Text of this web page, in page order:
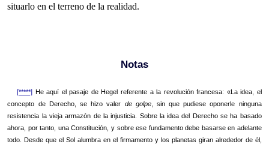
situarlo en el terreno de la realidad.
Notas
[*****]
He aquí el pasaje de Hegel referente a la revolución francesa: «La idea, el
concepto de Derecho, se hizo valer de golpe, sin que pudiese oponerle ninguna
resistencia la vieja armazón de la injusticia. Sobre la idea del Derecho se ha basado
ahora, por tanto, una Constitución, y sobre ese fundamento debe basarse en adelante
todo. Desde que el Sol alumbra en el firmamento y los planetas giran alrededor de él,